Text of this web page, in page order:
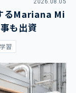
るMariana Mi
も出資
習